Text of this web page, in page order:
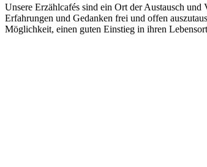
Unsere Erzählcafés sind ein Ort der Austausch
Erfahrungen und Gedanken frei und offen
Möglichkeit, einen guten Einstieg in ihren